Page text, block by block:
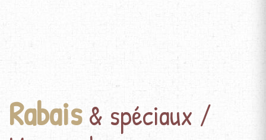
Rabais& spéciaux /